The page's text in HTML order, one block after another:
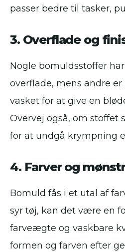
passer bedre til tasker,
3. Overflade og
Nogle bomuldsstoffer
overflade, mens andre
vasket for at give en
Overvej også, om stoffet
for at undgå krympning
4. Farver og
Bomuld fås i et utal af
syr tøj, kan det være en
farveægte og vaskbare
formen og farven efter